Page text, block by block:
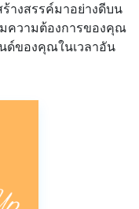
างสรรค์มาอย่างดีบน
ความต้องการของคุณ
ด์ของคุณในเวลาอัน